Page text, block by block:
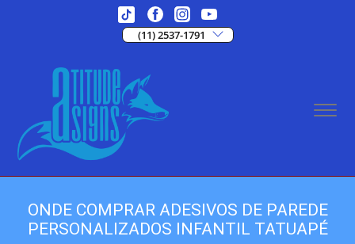
(11) 2537-1791
ONDE COMPRAR ADESIVOS DE PAREDE
PERSONALIZADOS INFANTIL TATUAPÉ